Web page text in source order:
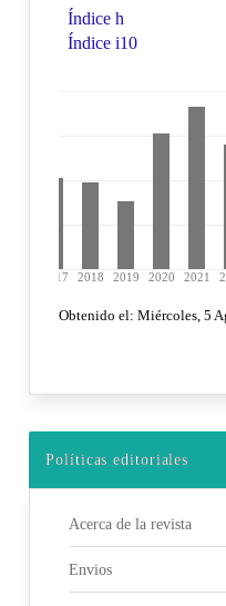
Políticas editoriales
Acerca de la revista
Envios